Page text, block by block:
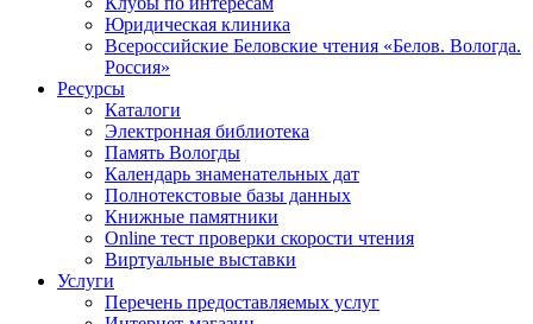
Юридическая клиника
Всероссийские Беловские чтения «Белов. Вологда.
Россия»
Ресурсы
Каталоги
Электронная библиотека
Память Вологды
Календарь знаменательных дат
Полнотекстовые базы данных
Книжные памятники
Online тест проверки скорости чтения
Виртуальные выставки
Услуги
Перечень предоставляемых услуг